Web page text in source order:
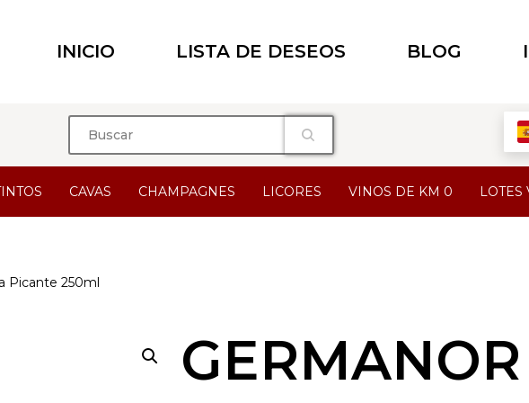
INICIO LISTA DE DESEOS BLOG
CAVAS CHAMPAGNES LICORES VINOS DE KM 0 LOTES
Picante 250ml
GERMANOR